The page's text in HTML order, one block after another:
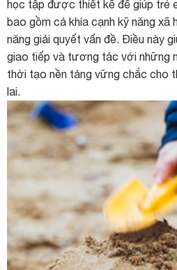
học tập được thiết kế để giúp trẻ
bao gồm cả khía cạnh kỹ năng xã
năng giải quyết vấn đề. Điều này
giao tiếp và tương tác với những
thời tạo nền tảng vững chắc cho
lai.